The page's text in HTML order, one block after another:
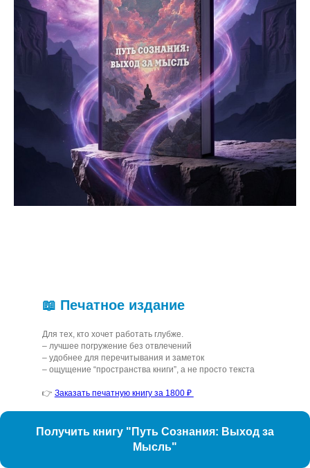
Получить книгу "Путь Сознания: Выход за
Мысль"
📖 Печатное издание
Для тех, кто хочет работать глубже.
– лучшее погружение без отвлечений
– удобнее для перечитывания и заметок
– ощущение “пространства книги”, а не просто текста
👉 Заказать печатную книгу за 1800 ₽